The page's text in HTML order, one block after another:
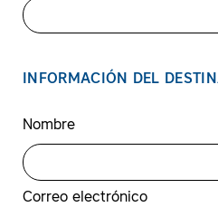
INFORMACIÓN DEL
Nombre
Correo electrónico